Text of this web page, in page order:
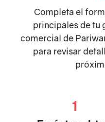
Completa el
principales de tu
comercial de
para revisar
1